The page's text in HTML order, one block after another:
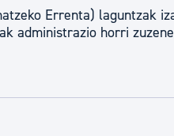
Errenta) laguntzak
administrazio horri